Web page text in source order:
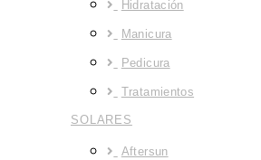
Hidratación
Manicura
Pedicura
Tratamientos
SOLARES
Aftersun